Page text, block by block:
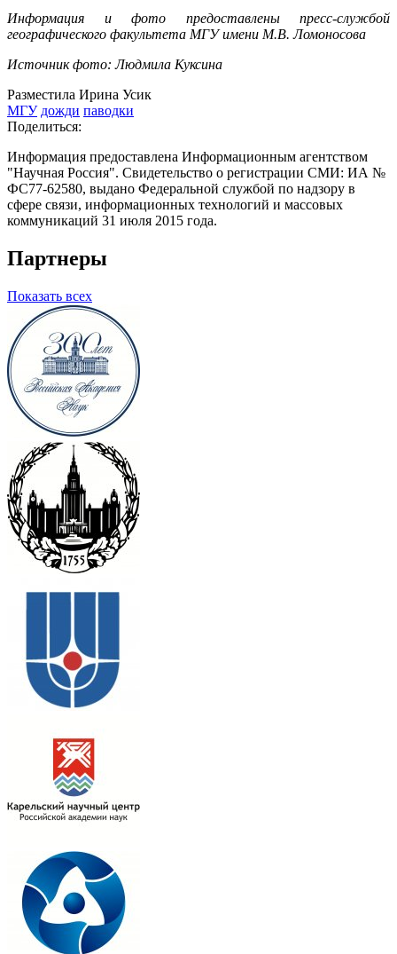
Информация и фото предоставлены пресс-службой
географического факультета МГУ имени М.В. Ломоносова
Источник фото: Людмила Куксина
Разместила Ирина Усик
МГУ дожди паводки
Поделиться:
Информация предоставлена Информационным агентством
"Научная Россия". Свидетельство о регистрации СМИ: ИА №
ФС77-62580, выдано Федеральной службой по надзору в
сфере связи, информационных технологий и массовых
коммуникаций 31 июля 2015 года.
Партнеры
Показать всех